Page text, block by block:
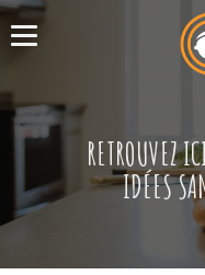
RETROUVEZ
IDÉES